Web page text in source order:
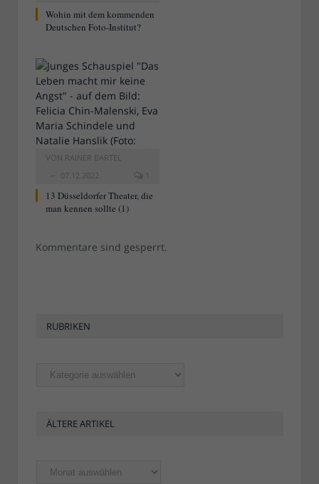
Wohin mit dem kommenden
Deutschen Foto-Institut?
VON RAINER BARTEL
07.12.2022
1
13 Düsseldorfer Theater, die
man kennen sollte (1)
Kommentare sind gesperrt.
RUBRIKEN
Rubriken
ÄLTERE ARTIKEL
Ältere
Artikel